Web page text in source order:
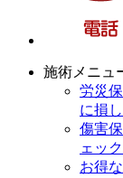
施術メニュ
労災
に損
傷害
ェック
お得